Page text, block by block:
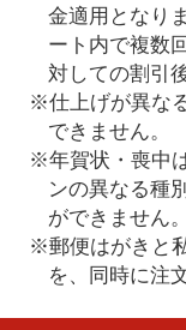
金適用となり
ート内で複数
対しての割引
※仕上げが異な
できません。
※年賀状・喪中
ンの異なる種
ができません。
※郵便はがきと
を、同時に注